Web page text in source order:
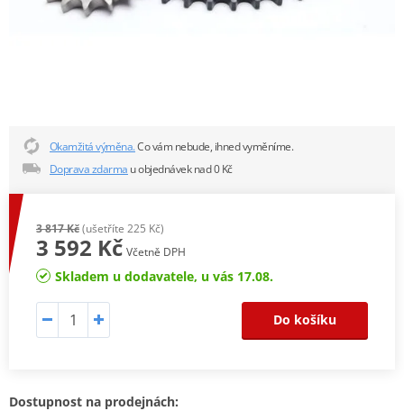
Okamžitá výměna.Co vám nebude, ihned vyměníme.
Doprava zdarma u objednávek nad 0 Kč
3 817 Kč(ušetříte 225 Kč)
3 592 Kč Včetně DPH
Skladem u dodavatele, u vás 17.08.
Do košíku
Dostupnost na prodejnách: